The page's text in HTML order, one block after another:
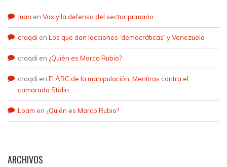
Juan en Vox y la defensa del sector primario
craqdi en Los que dan lecciones ‘democráticas’ y Venezuela
craqdi en ¿Quién es Marco Rubio?
craqdi en El ABC de la manipulación. Mentiras contra el
camarada Stalin
Loam en ¿Quién es Marco Rubio?
ARCHIVOS